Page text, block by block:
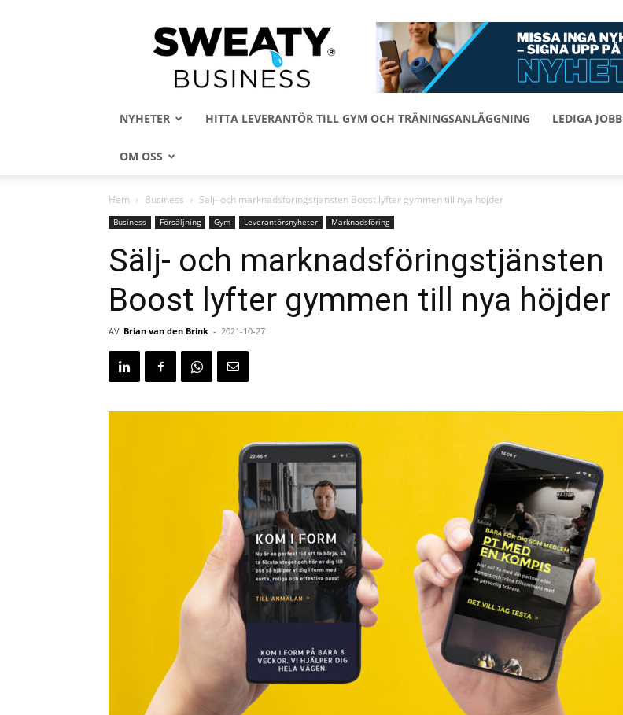
Sweaty
Business
NYHETER HITTA LEVERANTÖR TILL GYM OCH TRÄNINGSANLÄGGNING LEDIGA JOBB
OM OSS
Hem Business Sälj- och marknadsföringstjänsten Boost lyfter gymmen till nya höjder
Business Försäljning Gym Leverantörsnyheter Marknadsföring
Sälj- och marknadsföringstjänsten
Boost lyfter gymmen till nya höjder
AV Brian van den Brink - 2021-10-27